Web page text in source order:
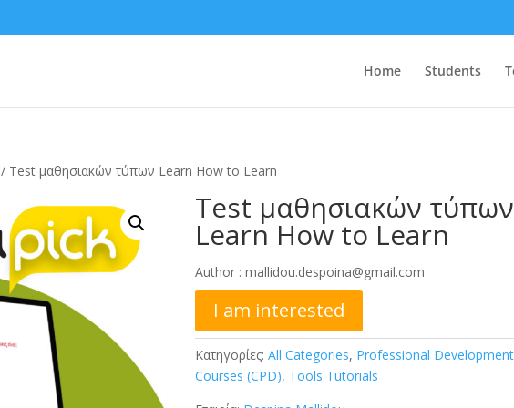
Home Students
/ Test μαθησιακών τύπων Learn How to Learn
Test μαθησιακών τύπων
Learn How to Learn
Author :mallidou.despoina@gmail.com
I am interested
Κατηγορίες:All Categories, Professional Development
Courses (CPD), Tools Tutorials